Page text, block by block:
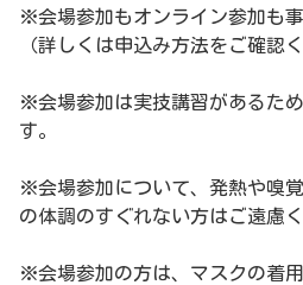
※会場参加もオンライン参加も
（詳しくは申込み方法をご確認
※会場参加は実技講習があるた
す。
※会場参加について、発熱や嗅
の体調のすぐれない方はご遠慮く
※会場参加の方は、マスクの着